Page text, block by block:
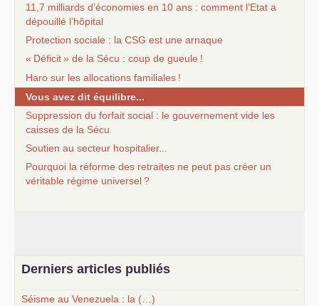
11,7 milliards d’économies en 10 ans : comment l’Etat a
dépouillé l’hôpital
Protection sociale : la CSG est une arnaque
« Déficit» de la Sécu : coup de gueule !
Haro sur les allocations familiales !
Vous avez dit équilibre...
Suppression du forfait social : le gouvernement vide les
caisses de la Sécu
Soutien au secteur hospitalier...
Pourquoi la réforme des retraites ne peut pas créer un
véritable régime universel?
Derniers articles publiés
Séisme au Venezuela : la (…)